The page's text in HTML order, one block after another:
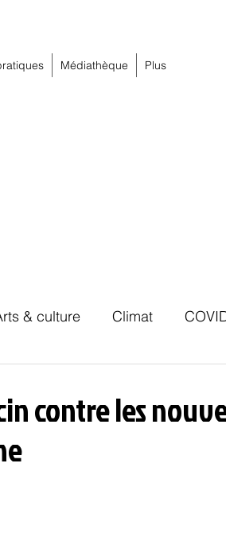
Médiathèque Plus
& culture Climat
contre les